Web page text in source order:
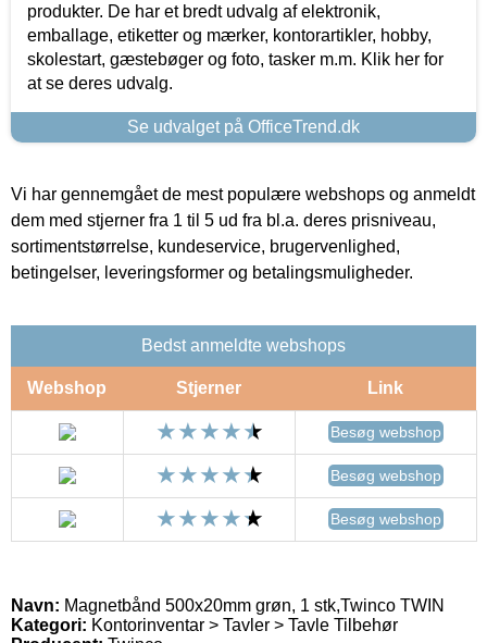
produkter. De har et bredt udvalg af elektronik,
emballage, etiketter og mærker, kontorartikler, hobby,
skolestart, gæstebøger og foto, tasker m.m. Klik her for
at se deres udvalg.
Se udvalget på OfficeTrend.dk
Vi har gennemgået de mest populære webshops og anmeldt
dem med stjerner fra 1 til 5 ud fra bl.a. deres prisniveau,
sortimentstørrelse, kundeservice, brugervenlighed,
betingelser, leveringsformer og betalingsmuligheder.
Bedst anmeldte webshops
Webshop Stjerner Link
Besøg webshop
Besøg webshop
Besøg webshop
Navn: Magnetbånd 500x20mm grøn, 1 stk,Twinco TWIN
Kategori: Kontorinventar > Tavler > Tavle Tilbehør